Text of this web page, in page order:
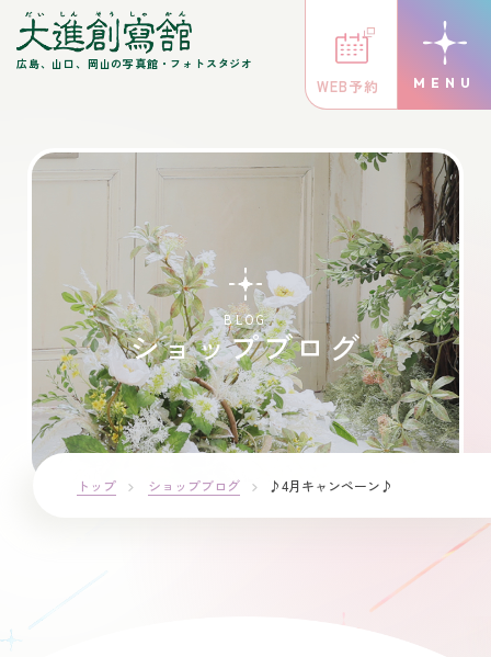
広島、山口、岡山の写真館・フォトスタジオ
WEB予約
BLOG
ショップブログ
トップ ショップブログ ♪4月キャンペーン♪